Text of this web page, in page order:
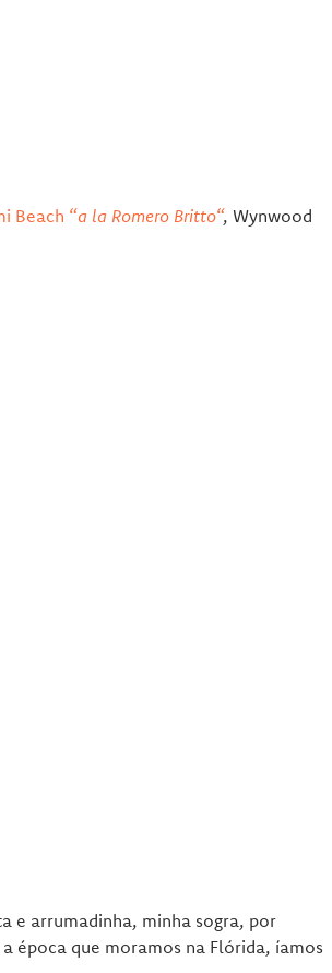
Beach “a la Romero Britto“, Wynwood
e arrumadinha, minha sogra, por
época que moramos na Flórida, íamos